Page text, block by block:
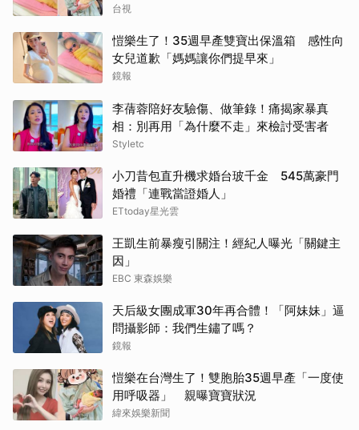
台視
愷樂生了！35週早產雙寶出保溫箱 感性向
女兒道歉「媽媽讓你們提早來」
鏡報
李蒨蓉陪好友驗傷、做筆錄！痛揭家暴真
相：別再用「為什麼不走」來檢討受害者
Styletc
小刀昔包直升機求婚台玻千金 545萬豪門
婚禮「連戰當證婚人」
ETtoday星光雲
王凱生前暴瘦引關注！經紀人曝光「關鍵主
因」
EBC 東森娛樂
天后級女團成軍30年再合體！「阿妹妹」逼
問攝影師：我們生鏽了嗎？
鏡報
愷樂在台灣生了！雙胞胎35週早產「一度使
用呼吸器」 親曝寶寶狀況
緯來娛樂新聞